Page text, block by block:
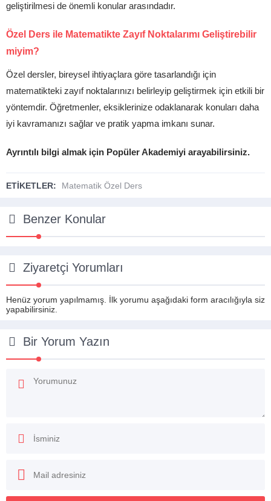
geliştirilmesi de önemli konular arasındadır.
Özel Ders ile Matematikte Zayıf Noktalarımı Geliştirebilir
miyim?
Özel dersler, bireysel ihtiyaçlara göre tasarlandığı için
matematikteki zayıf noktalarınızı belirleyip geliştirmek için etkili bir
yöntemdir. Öğretmenler, eksiklerinize odaklanarak konuları daha
iyi kavramanızı sağlar ve pratik yapma imkanı sunar.
Ayrıntılı bilgi almak için Popüler Akademiyi arayabilirsiniz.
ETİKETLER: Matematik Özel Ders
Benzer Konular
Ziyaretçi Yorumları
Henüz yorum yapılmamış. İlk yorumu aşağıdaki form aracılığıyla siz
yapabilirsiniz.
Bir Yorum Yazın